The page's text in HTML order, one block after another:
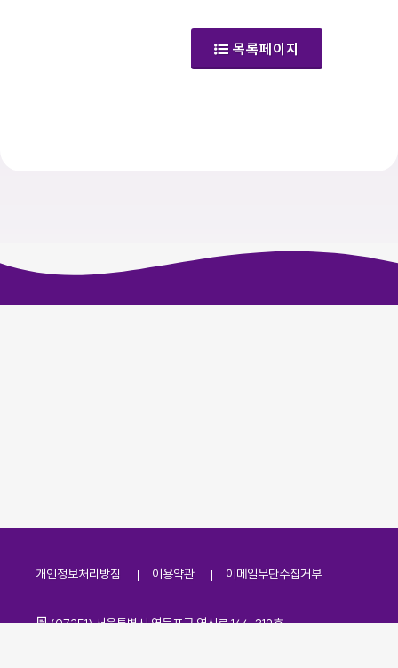
목록페이지
개인정보처리방침 이용약관 이메일무단수집거부
주소
(07251) 서울특별시 영등포구 영신로 166, 319호